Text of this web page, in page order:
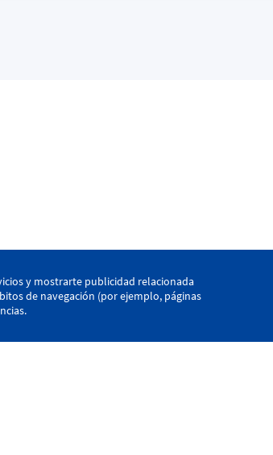
y mostrarte publicidad relacionada
de navegación (por ejemplo, páginas